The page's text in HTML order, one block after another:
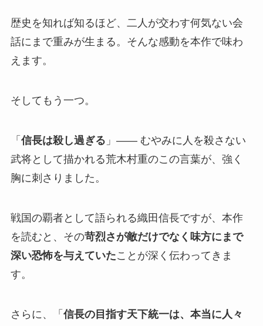
歴史を知れば知るほど、二人が交わす何気ない会
話にまで重みが生まる。そんな感動を本作で味わ
えます。
そしてもう一つ。
「 信長は殺し過ぎる 」—— むやみに人を殺さない
武将として描かれる荒木村重のこの言葉が、強く
胸に刺さりました。
戦国の覇者として語られる織田信長ですが、本作
を読むと、その苛烈さが敵だけでなく味方にまで
深い恐怖を与えていたことが深く伝わってきま
す。
さらに、「 信長の目指す天下統一は、本当に人々